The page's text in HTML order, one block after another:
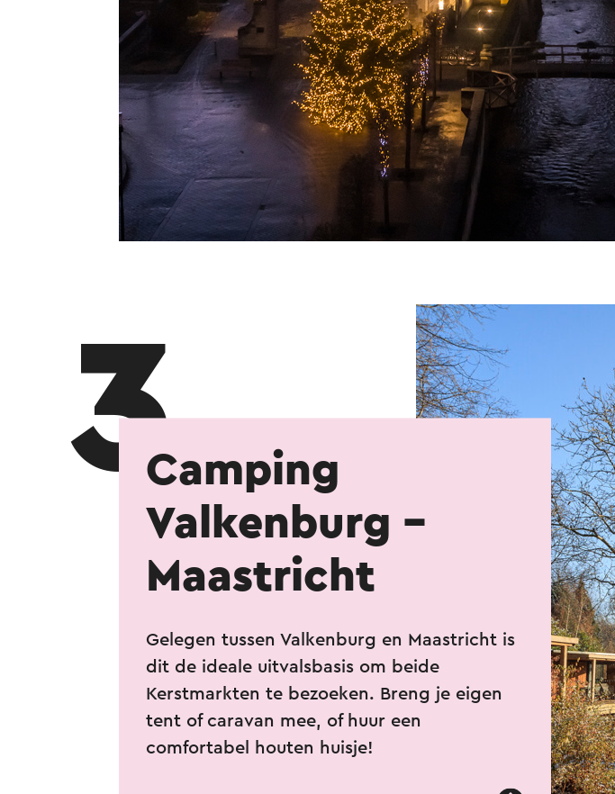
3Camping
Valkenburg -
Maastricht
Gelegen tussen Valkenburg en Maastricht is
dit de ideale uitvalsbasis om beide
Kerstmarkten te bezoeken. Breng je eigen
tent of caravan mee, of huur een
comfortabel houten huisje!